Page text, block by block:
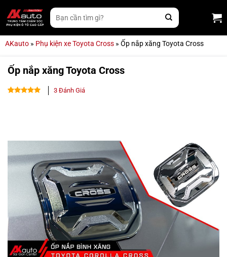
qua
nội
Tìm
kiếm:
AKauto » Phụ kiện xe Toyota Cross » Ốp nắp xăng Toyota Cross
Ốp nắp xăng Toyota Cross
3Đánh Giá